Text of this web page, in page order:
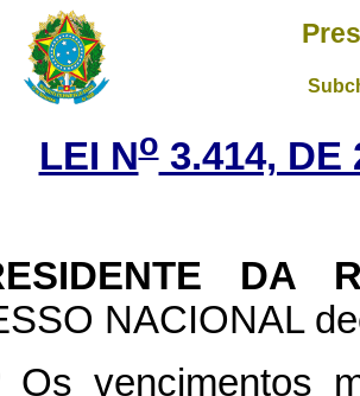
LEI No3.414, DE
DA
NACIONAL
Os vencimentos